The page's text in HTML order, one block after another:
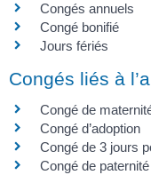
Congés annuels
Congé bonifié
Jours fériés
Congés liés à
Congé de
Congé d’adoption
Congé de 3 jours
Congé de paternité